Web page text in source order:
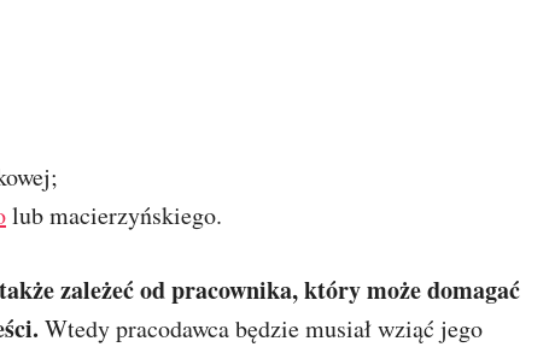
lub macierzyńskiego.
zależeć od pracownika, który może domagać
Wtedy pracodawca będzie musiał wziąć jego